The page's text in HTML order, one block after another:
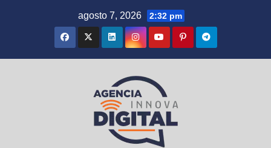
agosto 7, 2026 2:32 pm